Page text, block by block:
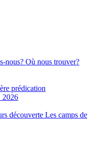
nous? Où nous trouver?
prédication
2026
découverte Les camps de